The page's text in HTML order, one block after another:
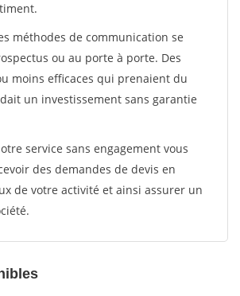
méthodes de communication se
ou au porte à porte. Des
moins efficaces qui prenaient du
un investissement sans garantie
service sans engagement vous
des demandes de devis en
de votre activité et ainsi assurer un